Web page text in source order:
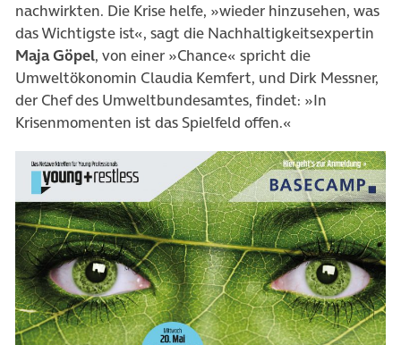
nachwirkten. Die Krise helfe, »wieder hinzusehen, was
das Wichtigste ist«, sagt die Nachhaltigkeitsexpertin
Maja Göpel, von einer »Chance« spricht die
Umweltökonomin Claudia Kemfert, und Dirk Messner,
der Chef des Umweltbundesamtes, findet: »In
Krisenmomenten ist das Spielfeld offen.«